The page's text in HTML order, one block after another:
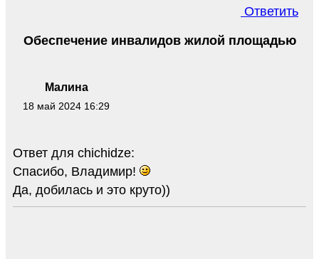
Ответить
Малина
18 май 2024 16:29
Обеспечение инвалидов жилой площадью
Ответ для chichidze:
Спасибо, Владимир!
Да, добилась и это круто))